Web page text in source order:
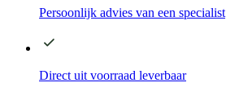
Persoonlijk advies van een specialist
Direct uit voorraad leverbaar